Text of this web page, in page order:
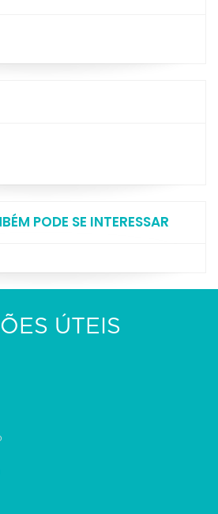
PODE SE INTERESSAR
ÚTEIS